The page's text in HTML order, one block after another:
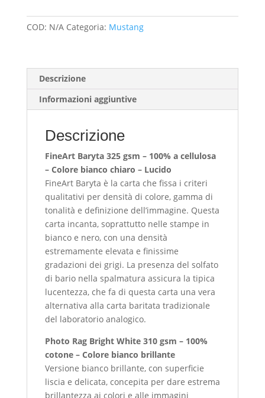
quantità
COD: N/A Categoria: Mustang
Descrizione
Informazioni aggiuntive
Descrizione
FineArt Baryta 325 gsm – 100% a cellulosa
– Colore bianco chiaro – Lucido
FineArt Baryta è la carta che fissa i criteri
qualitativi per densità di colore, gamma di
tonalità e definizione dell’immagine. Questa
carta incanta, soprattutto nelle stampe in
bianco e nero, con una densità
estremamente elevata e finissime
gradazioni dei grigi. La presenza del solfato
di bario nella spalmatura assicura la tipica
lucentezza, che fa di questa carta una vera
alternativa alla carta baritata tradizionale
del laboratorio analogico.
Photo Rag Bright White 310 gsm – 100%
cotone – Colore bianco brillante
Versione bianco brillante, con superficie
liscia e delicata, concepita per dare estrema
brillantezza ai colori e alle immagini